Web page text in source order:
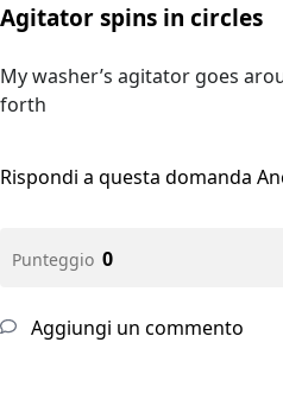
Agitator spins in circles
My washer’s agitator goes
forth
Rispondi a questa domanda
Punteggio 0
Aggiungi un commento